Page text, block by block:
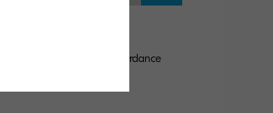
yield 30,000 pages in accordance